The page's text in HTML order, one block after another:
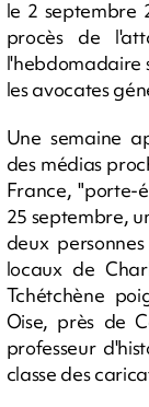
le 2 septembre
procès de
l'hebdomadaire
les avocates
Une semaine
des médias
France, "porte-
25 septembre,
deux
locaux de
Tchétchène
Oise, près de
professeur
classe des